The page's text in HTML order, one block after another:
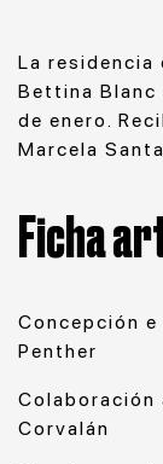
La
Bettina Blanc
de enero.
Marcela
Ficha
Concepción
Penther
Colaboración
Corvalán